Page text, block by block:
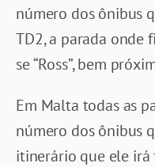
número dos ônibus
TD2, a parada onde
se “Ross”, bem
Em Malta todas as
número dos ônibus
itinerário que ele irá